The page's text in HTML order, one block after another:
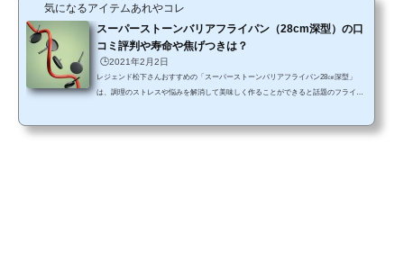
る気づかう土鍋の口コミ評判や使い方から、楽天などの通販サイトでの取り扱い状
気になるアイテムあれやコレ
スーパーストーンバリアフライパン（28cm深型）の口
コミ評判や寿命や焦げつきは？
🕒️2021年2月2日
レジェンド松下さんおすすめの「スーパーストーンバリアフライパン28㎝深型」
は、調理のストレスや悩みを解消して美味しく作ることができると話題のフライパ
評判ですね。 「でも本当に焦げないの？寿命はどれくらい？」そんな疑問から、今